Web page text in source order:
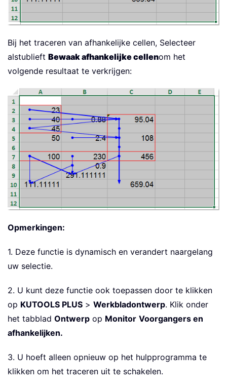
Bij het traceren van afhankelijke cellen, Selecteer
alstublieft Bewaak afhankelijke cellenom het
volgende resultaat te verkrijgen:
Opmerkingen:
1. Deze functie is dynamisch en verandert naargelang
uw selectie.
2. U kunt deze functie ook toepassen door te klikken
op KUTOOLS PLUS > Werkbladontwerp. Klik onder
het tabblad Ontwerp op Monitor Voorgangers en
afhankelijken.
3. U hoeft alleen opnieuw op het hulpprogramma te
klikken om het traceren uit te schakelen.